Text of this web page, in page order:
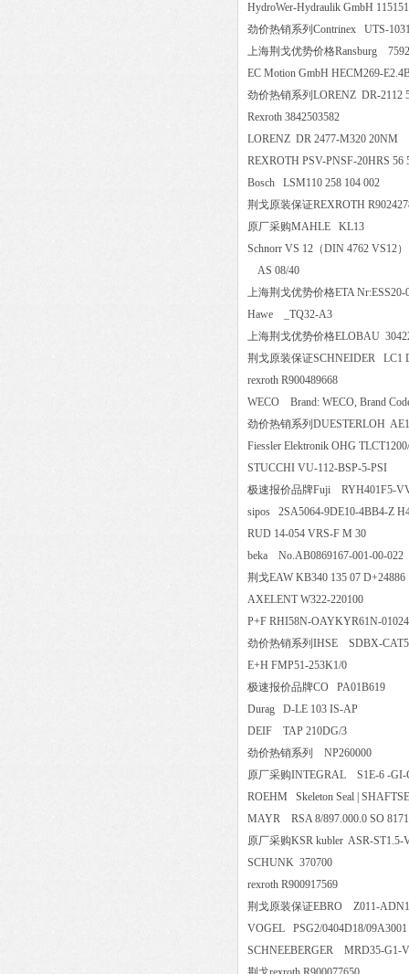
HydroWer-Hydraulik GmbH
劲价热销系列Contrinex
上海荆戈优势价格Ransburg
EC Motion GmbH HECM269-
劲价热销系列LORENZ DR-
Rexroth 3842503582
LORENZ DR 2477-M320
REXROTH PSV-PNSF-20HRS
Bosch LSM110 258 104 002
荆戈原装保证REXROTH
原厂采购MAHLE KL13
Schnorr VS 12 （DIN 4762
AS 08/40
上海荆戈优势价格ETA
Hawe _TQ32-A3
上海荆戈优势价格ELOBAU
荆戈原装保证SCHNEIDER
rexroth R900489668
WECO Brand: WECO, Brand
劲价热销系列DUESTERLOH
Fiessler Elektronik OHG
STUCCHI VU-112-BSP-5-
极速报价品牌Fuji
sipos 2SA5064-9DE10-4BB4-
RUD 14-054 VRS-F M 30
beka No.AB0869167-001-00-
荆戈EAW KB340 135 07
AXELENT W322-220100
P+F RHI58N-OAYKYR61N-
劲价热销系列IHSE SDBX-
E+H FMP51-253K1/0
极速报价品牌CO
Durag D-LE 103 IS-AP
DEIF TAP 210DG/3
劲价热销系列 NP260000
原厂采购INTEGRAL S1E-6
ROEHM Skeleton Seal |
MAYR RSA 8/897.000.0 SO
原厂采购KSR kubler ASR-
SCHUNK 370700
rexroth R900917569
荆戈原装保证EBRO Z011-
VOGEL PSG2/0404D18/
SCHNEEBERGER MRD35-